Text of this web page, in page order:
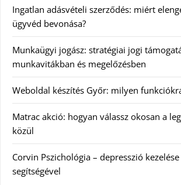
Ingatlan adásvételi szerződés: miért
ügyvéd bevonása?
Munkaügyi jogász: stratégiai jogi
munkavitákban és megelőzésben
Weboldal készítés Győr: milyen
Matrac akció: hogyan válassz okosan a
közül
Corvin Pszichológia – depresszió
segítségével